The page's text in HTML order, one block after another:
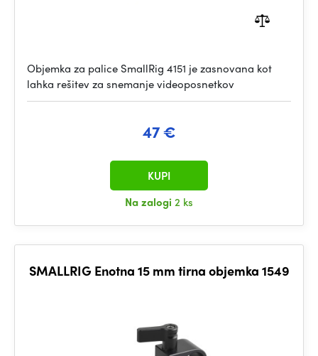
Objemka za palice SmallRig 4151 je zasnovana kot
lahka rešitev za snemanje videoposnetkov
47 €
Na zalogi 2 ks
KUPI
SMALLRIG Enotna 15 mm tirna objemka 1549